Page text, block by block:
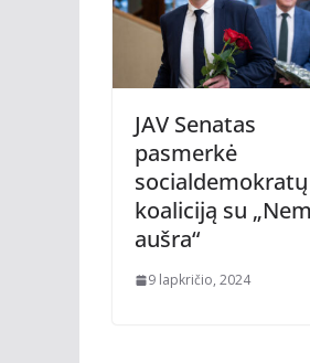
JAV Senatas
pasmerkė
socialdemokratų
koaliciją su
aušra“
9 lapkričio, 2024